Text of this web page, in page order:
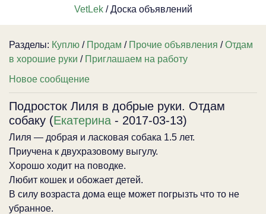
VetLek/ Доска объявлений
Разделы: Куплю / Продам / Прочие объявления /Отдам
в хорошие руки / Приглашаем на работу
Новое сообщение
Подросток Лиля в добрые руки. Отдам
собаку (Екатерина - 2017-03-13)
Лиля — добрая и ласковая собака 1.5 лет.
Приучена к двухразовому выгулу.
Хорошо ходит на поводке.
Любит кошек и обожает детей.
В силу возраста дома еще может погрызть что то не
убранное.